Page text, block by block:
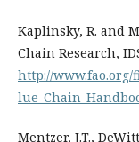
Kaplinsky, R. and
Chain Research,
http://
Mentzer, J.T.,